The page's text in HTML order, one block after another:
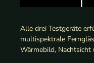
Alle drei Testgeräte
multispektrale
Wärmebild, Nachtsicht